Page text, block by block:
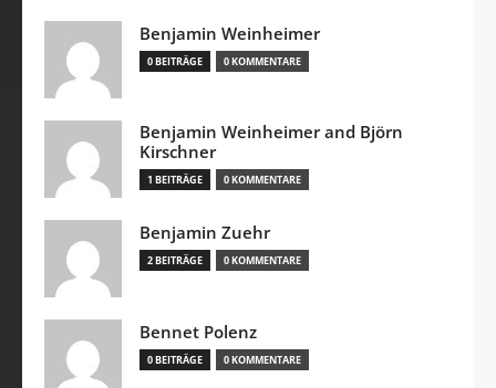
Benjamin Weinheimer
0 BEITRÄGE 0 KOMMENTARE
Benjamin Weinheimer and Björn
Kirschner
1 BEITRÄGE 0 KOMMENTARE
Benjamin Zuehr
2 BEITRÄGE 0 KOMMENTARE
Bennet Polenz
0 BEITRÄGE 0 KOMMENTARE